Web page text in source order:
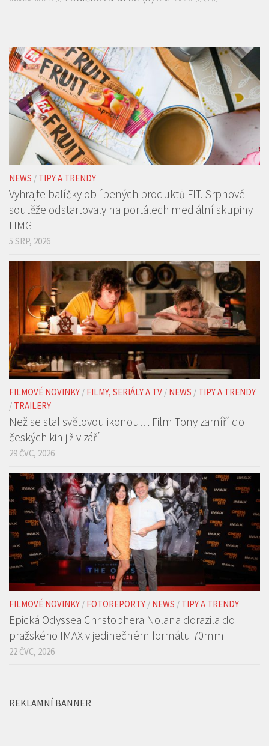
NEWS / TIPY A TRENDY
Vyhrajte balíčky oblíbených produktů FIT. Srpnové
soutěže odstartovaly na portálech mediální skupiny
HMG
5 SRP, 2026
FILMOVÉ NOVINKY / FILMY, SERIÁLY A TV / NEWS / TIPY A TRENDY
/ TRAILERY
Než se stal světovou ikonou… Film Tony zamíří do
českých kin již v září
29 ČVC, 2026
FILMOVÉ NOVINKY / FOTOREPORTY / NEWS / TIPY A TRENDY
Epická Odyssea Christophera Nolana dorazila do
pražského IMAX v jedinečném formátu 70mm
22 ČVC, 2026
REKLAMNÍ BANNER